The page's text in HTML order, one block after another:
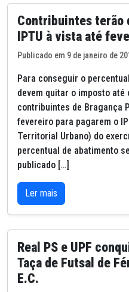
Contribuintes terão
IPTU à vista até
Publicado em 9 de janeiro de
Para conseguir o
devem quitar o imposto
contribuintes de Bragança
fevereiro para pagarem o
Territorial Urbano) do
percentual de abatimento
publicado […]
Ler mais
Real PS e UPF
Taça de Futsal de
E.C.